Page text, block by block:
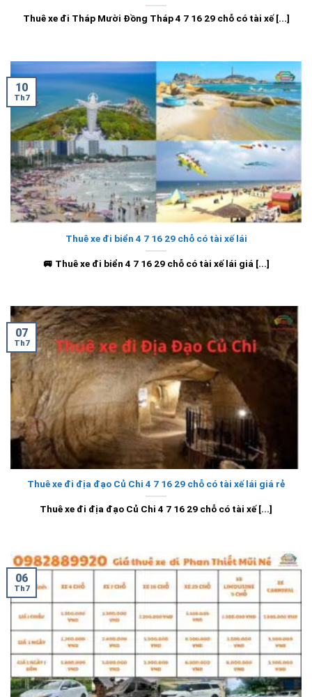
Thuê xe đi Tháp Mười Đồng Tháp 4 7 16 29 chỗ có tài xế [...]
Thuê xe đi biển 4 7 16 29 chỗ có tài xế lái
🚐 Thuê xe đi biển 4 7 16 29 chỗ có tài xế lái giá [...]
10
Th7
Thuê xe đi địa đạo Củ Chi 4 7 16 29 chỗ có tài xế lái giá rẻ
Thuê xe đi địa đạo Củ Chi 4 7 16 29 chỗ có tài xế [...]
07
Th7
06
Th7